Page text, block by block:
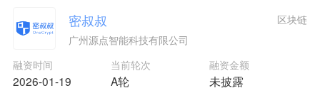
密叔叔
广州源点智能科技有限公司
融资时间
2026-01-19
当前轮次
A轮
融资金额
未披露
区块链